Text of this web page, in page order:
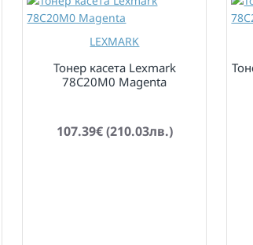
LEXMARK
Тонер касета Lexmark
78C20M0 Magenta
107.39€ (210.03лв.)